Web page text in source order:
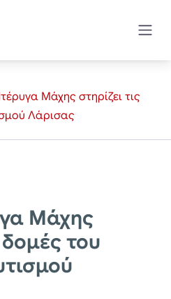
Μάχης στηρίζει τις
Λάρισας
Μάχης
δομές του